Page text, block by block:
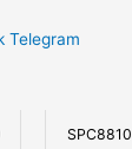
Telegram
SPC8810